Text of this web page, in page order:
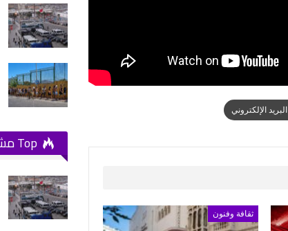
البريد الإلكتروني
ثقافة وفنون
بعد ليلة في العراء.. آلاف المهاجرين يغادرون
سبتة عائدين إلى…
يوليو 31, 2026
أغسطس 5, 2026